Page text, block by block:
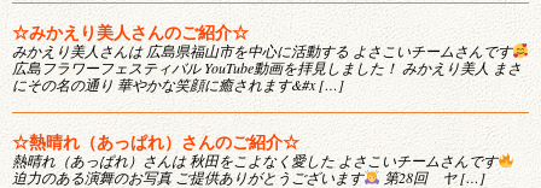
☆みかえり美人さんのご紹介☆
みかえり美人さんは 広島県福山市を中心に活動する よさこいチームさんです
広島フラワーフェスティバル YouTube動画を拝見しました！ みかえり美人 まさ
にその名の通り 華やかな笑顔に癒されます&#x […]
☆熱晴れ（あっぱれ）さんのご紹介☆
熱晴れ（あっぱれ）さんは 秋田をこよなく愛した よさこいチームさんです
迫力のある演舞のお写真 ご提供ありがとうございます
第28回 ヤ […]